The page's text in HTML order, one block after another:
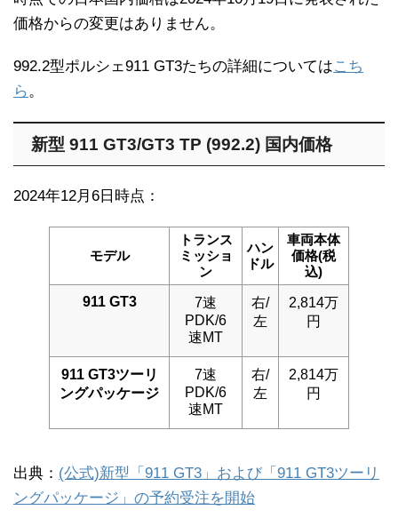
価格からの変更はありません。
992.2型ポルシェ911 GT3たちの詳細についてはこち
ら。
新型 911 GT3/GT3 TP (992.2) 国内価格
2024年12月6日時点：
モデル
トランス
ミッショ
ン
ハン
ドル
車両本体
価格(税
込)
911 GT3
7速
PDK/6
速MT
右/
左
2,814万
円
911 GT3ツーリ
ングパッケージ
7速
PDK/6
速MT
右/
左
2,814万
円
出典： (公式)新型「911 GT3」および「911 GT3ツーリ
ングパッケージ」の予約受注を開始